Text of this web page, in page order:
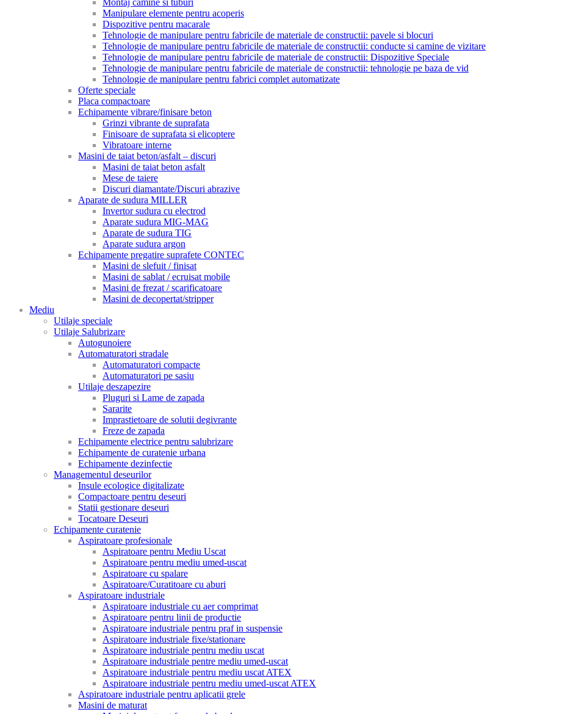
Montaj camine si tuburi
Manipulare elemente pentru acoperis
Dispozitive pentru macarale
Tehnologie de manipulare pentru fabricile de materiale de constructii: pavele si blocuri
Tehnologie de manipulare pentru fabricile de materiale de constructii: conducte si camine de vizitare
Tehnologie de manipulare pentru fabricile de materiale de constructii: Dispozitive Speciale
Tehnologie de manipulare pentru fabricile de materiale de constructii: tehnologie pe baza de vid
Tehnologie de manipulare pentru fabrici complet automatizate
Oferte speciale
Placa compactoare
Echipamente vibrare/finisare beton
Grinzi vibrante de suprafata
Finisoare de suprafata si elicoptere
Vibratoare interne
Masini de taiat beton/asfalt – discuri
Masini de taiat beton asfalt
Mese de taiere
Discuri diamantate/Discuri abrazive
Aparate de sudura MILLER
Invertor sudura cu electrod
Aparate sudura MIG-MAG
Aparate de sudura TIG
Aparate sudura argon
Echipamente pregatire suprafete CONTEC
Masini de slefuit / finisat
Masini de sablat / ecruisat mobile
Masini de frezat / scarificatoare
Masini de decopertat/stripper
Mediu
Utilaje speciale
Utilaje Salubrizare
Autogunoiere
Automaturatori stradale
Automaturatori compacte
Automaturatori pe sasiu
Utilaje deszapezire
Pluguri si Lame de zapada
Sararite
Imprastietoare de solutii degivrante
Freze de zapada
Echipamente electrice pentru salubrizare
Echipamente de curatenie urbana
Echipamente dezinfectie
Managementul deseurilor
Insule ecologice digitalizate
Compactoare pentru deseuri
Statii gestionare deseuri
Tocatoare Deseuri
Echipamente curatenie
Aspiratoare profesionale
Aspiratoare pentru Mediu Uscat
Aspiratoare pentru mediu umed-uscat
Aspiratoare cu spalare
Aspiratoare/Curatitoare cu aburi
Aspiratoare industriale
Aspiratoare industriale cu aer comprimat
Aspiratoare pentru linii de productie
Aspiratoare industriale pentru praf in suspensie
Aspiratoare industriale fixe/stationare
Aspiratoare industriale pentru mediu uscat
Aspiratoare industriale pentre mediu umed-uscat
Aspiratoare industriale pentru mediu uscat ATEX
Aspiratoare industriale pentru mediu umed-uscat ATEX
Aspiratoare industriale pentru aplicatii grele
Masini de maturat